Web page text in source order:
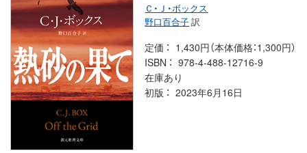
Ｃ・Ｊ・ボックス
野口百合子訳
定価
1,430円（本体価格：1,300円）
ISBN
978-4-488-12716-9
在庫あり
初版
2023年6月16日